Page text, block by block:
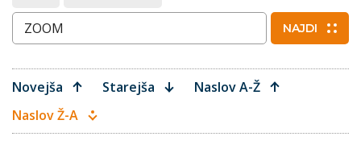
Vnesite ključne besede NAJDI
Novejša Starejša
Naslov A-Ž
Naslov Ž-A